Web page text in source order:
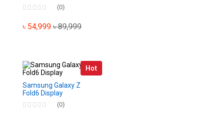
(0)
৳ 54,999 ৳ 89,999
Hot
Samsung Galaxy Z
Fold6 Display
(0)